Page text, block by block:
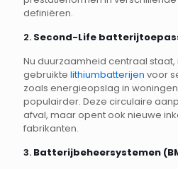
definiëren.
2. Second-Life
Nu duurzaamheid centraal
gebruikte lithiumbatterijen voor
zoals energieopslag in
populairder. Deze circulaire
afval, maar opent ook nieuwe
fabrikanten.
3. Batterijbeheersystemen